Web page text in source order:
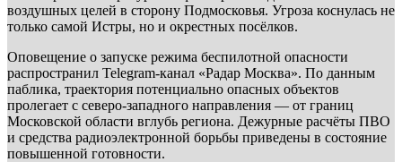
воздушных целей в сторону Подмосковья. Угроза коснулась не
только самой Истры, но и окрестных посёлков.
Оповещение о запуске режима беспилотной опасности
распространил Telegram-канал «Радар Москва». По данным
паблика, траектория потенциально опасных объектов
пролегает с северо-западного направления — от границ
Московской области вглубь региона. Дежурные расчёты ПВО
и средства радиоэлектронной борьбы приведены в состояние
повышенной готовности.